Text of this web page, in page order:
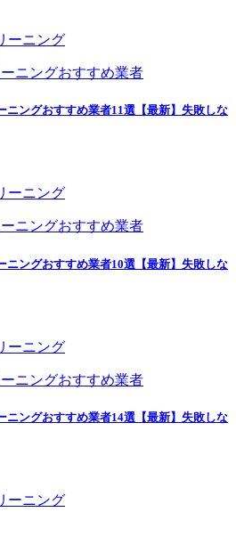
ーニング
ニングおすすめ業者11選【最新】失敗しな
ーニング
ニングおすすめ業者10選【最新】失敗しな
ーニング
ニングおすすめ業者14選【最新】失敗しな
ーニング